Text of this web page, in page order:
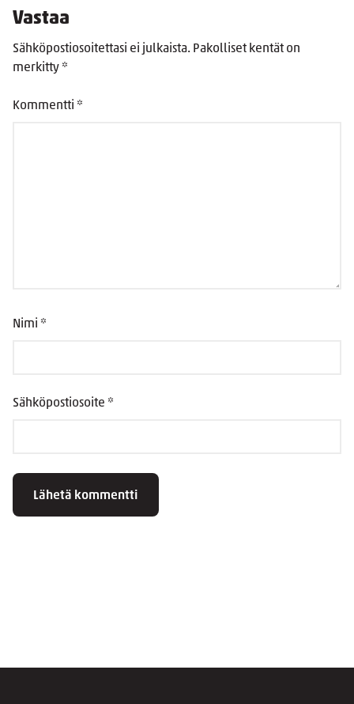
Vastaa
Sähköpostiosoitettasi ei julkaista. Pakolliset kentät on
merkitty *
Kommentti *
Nimi *
Sähköpostiosoite *